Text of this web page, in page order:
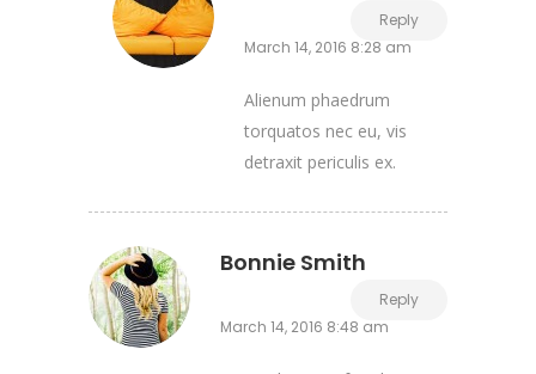
Reply
March 14, 2016 8:28 am
Alienum phaedrum
torquatos nec eu, vis
detraxit periculis ex.
Bonnie Smith
Reply
March 14, 2016 8:48 am